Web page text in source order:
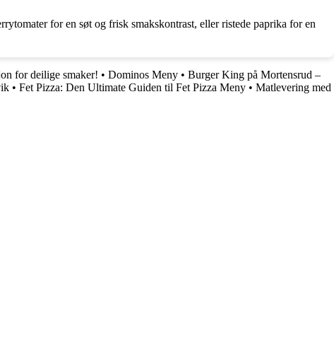
for en søt og frisk smakskontrast, eller ristede paprika for en
for deilige smaker! • Dominos Meny • Burger King på Mortensrud –
• Fet Pizza: Den Ultimate Guiden til Fet Pizza Meny • Matlevering med